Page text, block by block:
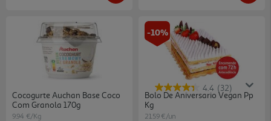
Cocogurte Auchan Base Coco
Com Granola 170g
9.94 €/Kg
-10%
4.4 (32)
Bolo De Aniversario Vegan Pp
Kg
21.59 €/un